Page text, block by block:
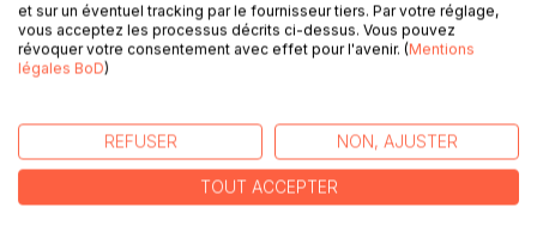
DESCRIPTION
appartenant à Archibald Carson, le roi des Liberty ship. La
fille de ce dernier s'est amourachée de Pierre Fabre, un
garçon insignifiant que Carson qualifie d'aventurier
médiocre et mythomane. Afin de prouver à sa fille que
et sur un éventuel tracking par le fournisseur tiers. Par votre réglage,
vous acceptez les processus décrits ci-dessus. Vous pouvez
révoquer votre consentement avec effet pour l'avenir. (Mentions
légales BoD)
REFUSER NON, AJUSTER
TOUT ACCEPTER